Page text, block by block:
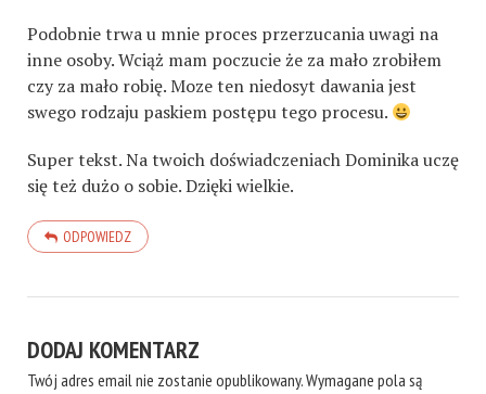
Podobnie trwa u mnie proces przerzucania uwagi na
inne osoby. Wciąż mam poczucie że za mało zrobiłem
czy za mało robię. Moze ten niedosyt dawania jest
swego rodzaju paskiem postępu tego procesu.
Super tekst. Na twoich doświadczeniach Dominika uczę
się też dużo o sobie. Dzięki wielkie.
ODPOWIEDZ
DODAJ KOMENTARZ
Twój adres email nie zostanie opublikowany.Wymagane pola są